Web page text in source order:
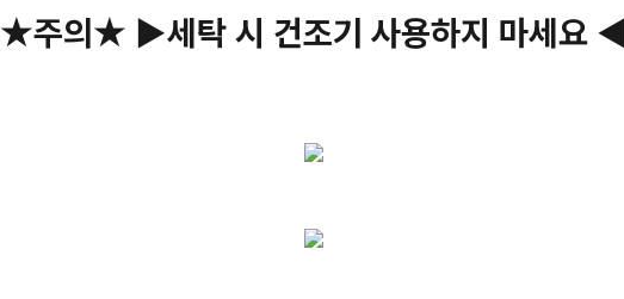
★주의★ ▶세탁 시 건조기 사용하지 마세요 ◀